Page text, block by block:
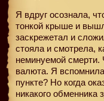
Я вдруг осознала,
тонкой крыше и
заскрежетал и
стояла и смотрела,
неминуемой смерти.
валюта. Я
пункте? Но когда
никакого обменника